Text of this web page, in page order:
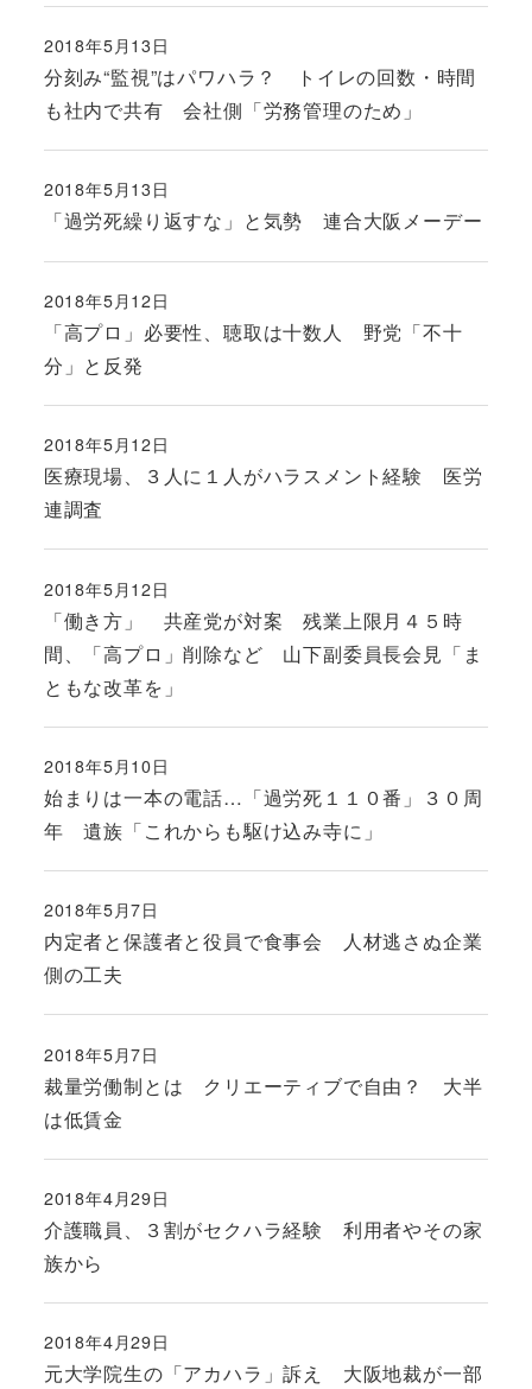
分刻み“監視”はパワハラ？ トイレの回数・時間
も社内で共有 会社側「労務管理のため」
投稿日
2018年5月13日
「過労死繰り返すな」と気勢 連合大阪メーデー
投稿日
2018年5月13日
「高プロ」必要性、聴取は十数人 野党「不十
分」と反発
投稿日
2018年5月12日
医療現場、３人に１人がハラスメント経験 医労
連調査
投稿日
2018年5月12日
「働き方」 共産党が対案 残業上限月４５時
間、「高プロ」削除など 山下副委員長会見「ま
ともな改革を」
投稿日
2018年5月12日
始まりは一本の電話…「過労死１１０番」３０周
年 遺族「これからも駆け込み寺に」
投稿日
2018年5月10日
内定者と保護者と役員で食事会 人材逃さぬ企業
側の工夫
投稿日
2018年5月7日
裁量労働制とは クリエーティブで自由？ 大半
は低賃金
投稿日
2018年5月7日
介護職員、３割がセクハラ経験 利用者やその家
族から
投稿日
2018年4月29日
元大学院生の「アカハラ」訴え 大阪地裁が一部
投稿日
2018年4月29日